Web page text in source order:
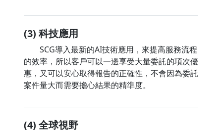
(3) 科技應用
SCG導入最新的AI技術應用，來提高服務流程
的效率，所以客戶可以一邊享受大量委託的項次優
惠，又可以安心取得報告的正確性，不會因為委託
案件量大而需要擔心結果的精準度。
(4) 全球視野